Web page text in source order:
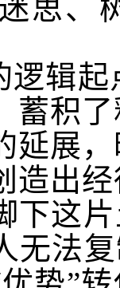
思、
逻辑
蓄积
延展
造出
下这
无法